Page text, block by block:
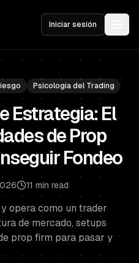
Iniciar sesión
Psicología del Trading
Estrategia: El
de Prop
Fondeo
11 min read
opera como un trader
de mercado, setups
prop firm para pasar y